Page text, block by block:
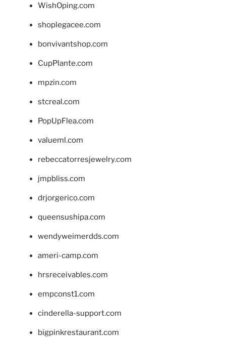
WishOping.com
shoplegacee.com
bonvivantshop.com
CupPlante.com
mpzin.com
stcreal.com
PopUpFlea.com
valueml.com
rebeccatorresjewelry.com
jmpbliss.com
drjorgerico.com
queensushipa.com
wendyweimerdds.com
ameri-camp.com
hrsreceivables.com
empconst1.com
cinderella-support.com
bigpinkrestaurant.com